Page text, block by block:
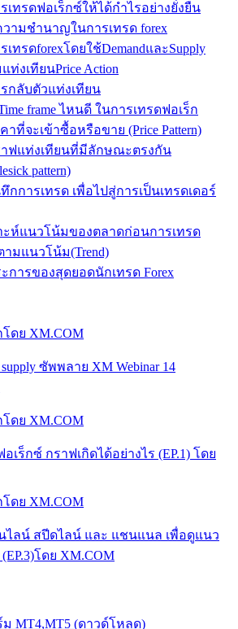
เทรดฟอเร็กซ์ให้ได้กำไรอย่างยั่งยืน
ามชำนาญในการเทรด forex
เทรดforexโดยใช้DemandและSupply
ท่งเทียนPrice Action
กลับตัวแท่งเทียน
frame ไหนดี ในการเทรดฟอเร็ก
าที่จะเข้าซื้อหรือขาย (Price Pattern)
ฟแท่งเทียนที่มีลักษณะตรงกัน
pattern)
กการเทรด เพื่อไปสู่การเป็นเทรดเดอร์
ะห์แนวโน้มของตลาดก่อนการเทรด
ามแนวโน้ม(Trend)
การของสุดยอดนักเทรด Forex
ดย XM.COM
ซัพพลาย XM Webinar 14
ดย XM.COM
เร็กซ์ กราฟเกิดได้อย่างไร (EP.1) โดย
ดย XM.COM
ไลน์ สปีดไลน์ และ แชนแนล เพื่อดูแนว
โดย XM.COM
MT4,MT5 (ดาวด์โหลด)